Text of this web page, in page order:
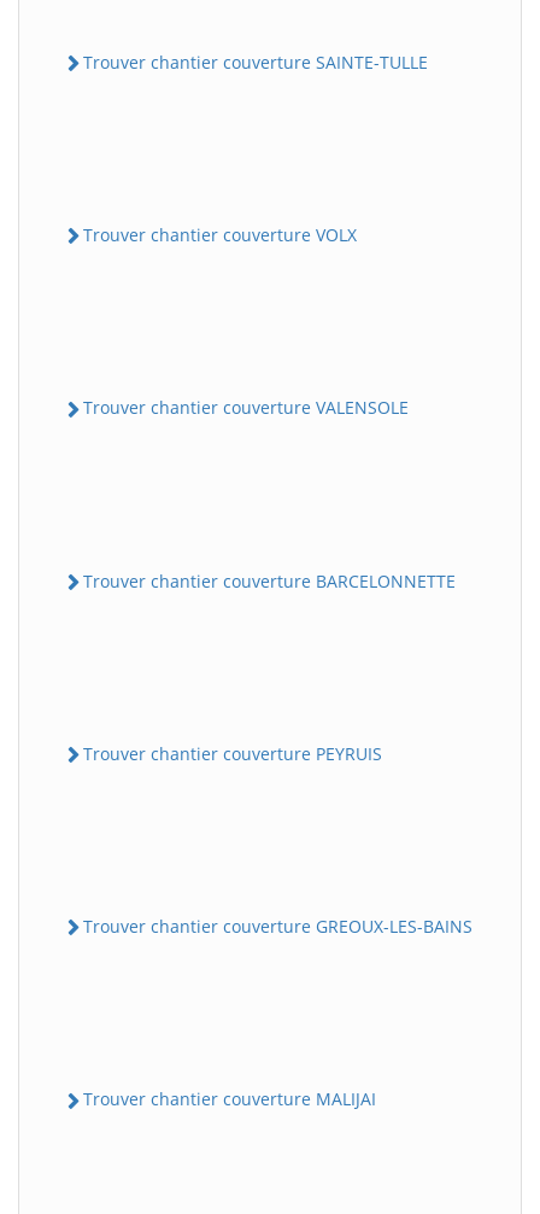
Trouver chantier couverture SAINTE-TULLE
Trouver chantier couverture VOLX
Trouver chantier couverture VALENSOLE
Trouver chantier couverture BARCELONNETTE
Trouver chantier couverture PEYRUIS
Trouver chantier couverture GREOUX-LES-BAINS
Trouver chantier couverture MALIJAI